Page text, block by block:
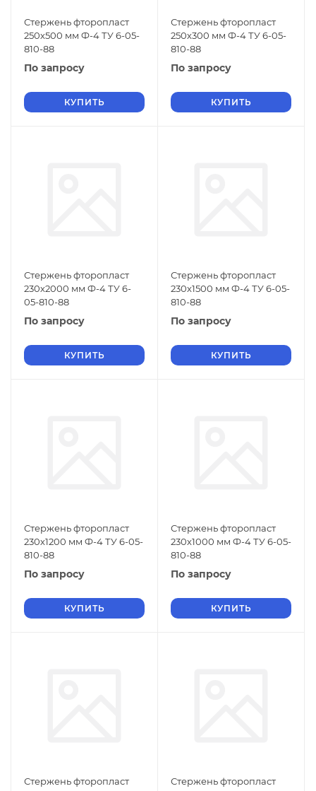
Стержень фторопласт
250х500 мм Ф-4 ТУ 6-05-
810-88
По запросу
КУПИТЬ
Стержень фторопласт
250х300 мм Ф-4 ТУ 6-05-
810-88
По запросу
КУПИТЬ
Стержень фторопласт
230х2000 мм Ф-4 ТУ 6-
05-810-88
По запросу
КУПИТЬ
Стержень фторопласт
230х1500 мм Ф-4 ТУ 6-05-
810-88
По запросу
КУПИТЬ
Стержень фторопласт
230х1200 мм Ф-4 ТУ 6-05-
810-88
По запросу
КУПИТЬ
Стержень фторопласт
230х1000 мм Ф-4 ТУ 6-05-
810-88
По запросу
КУПИТЬ
Стержень фторопласт
Стержень фторопласт